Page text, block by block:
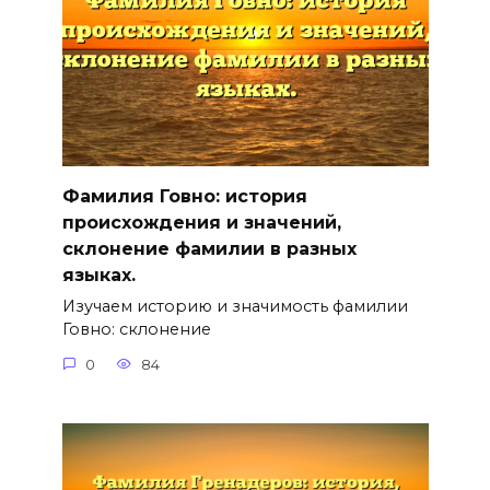
Фамилия Говно: история
происхождения и значений,
склонение фамилии в разных
языках.
Изучаем историю и значимость фамилии
Говно: склонение
0 84